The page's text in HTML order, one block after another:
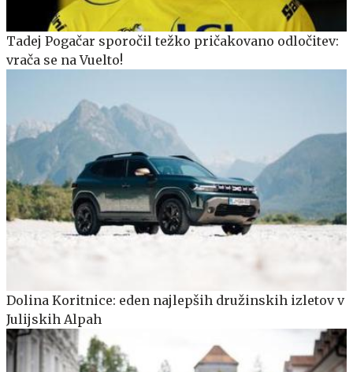
Tadej Pogačar sporočil težko pričakovano odločitev:
vrača se na Vuelto!
Dolina Koritnice: eden najlepših družinskih izletov v
Julijskih Alpah